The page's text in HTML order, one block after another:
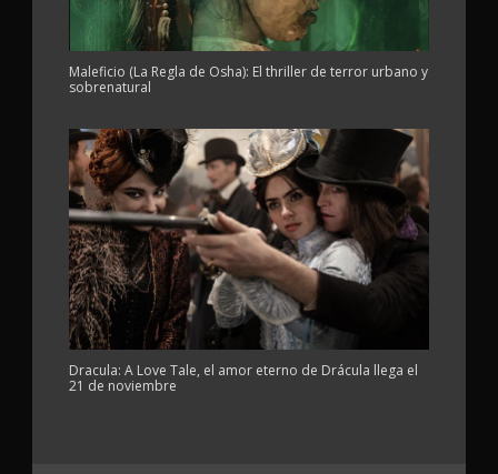
Maleficio (La Regla de Osha): El thriller de terror urbano y
sobrenatural
Dracula: A Love Tale, el amor eterno de Drácula llega el
21 de noviembre